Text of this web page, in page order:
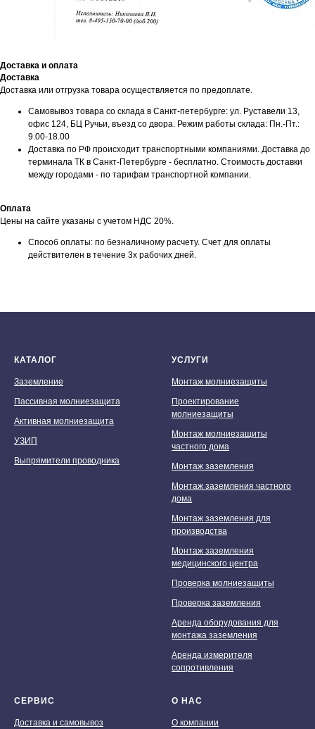
Доставка и оплата
Доставка
Доставка или отгрузка товара осуществляется по предоплате.
Самовывоз товара со склада в Санкт-петербурге: ул. Руставели 13,
офис 124, БЦ Ручьи, въезд со двора. Режим работы склада: Пн.-Пт.:
9.00-18.00
Доставка по РФ происходит транспортными компаниями. Доставка до
терминала ТК в Санкт-Петербурге - бесплатно. Стоимость доставки
между городами - по тарифам транспортной компании.
Оплата
Цены на сайте указаны с учетом НДС 20%.
Способ оплаты: по безналичному расчету. Счет для оплаты
действителен в течение 3х рабочих дней.
КАТАЛОГ
Заземление
Пассивная молниезащита
Активная молниезащита
УЗИП
Выпрямители проводника
УСЛУГИ
Монтаж молниезащиты
Проектирование
молниезащиты
Монтаж молниезащиты
частного дома
Монтаж заземления
Монтаж заземления частного
дома
Монтаж заземления для
производства
Монтаж заземления
медицинского центра
Проверка молниезащиты
Проверка заземления
Аренда оборудования для
монтажа заземления
Аренда измерителя
сопротивления
СЕРВИС
Доставка и самовывоз
О НАС
О компании
Мы принимаем к оплате: